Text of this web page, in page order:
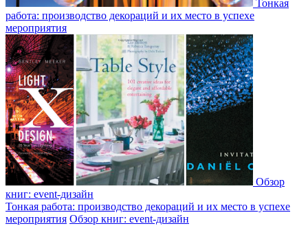
Тонкая
работа: производство декораций и их место в успехе
мероприятия
Обзор
книг: event-дизайн
Тонкая работа: производство декораций и их место в успехе
мероприятия Обзор книг: event-дизайн